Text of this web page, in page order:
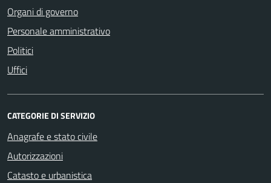
Organi di governo
Personale amministrativo
Politici
Uffici
CATEGORIE DI SERVIZIO
Anagrafe e stato civile
Autorizzazioni
Catasto e urbanistica